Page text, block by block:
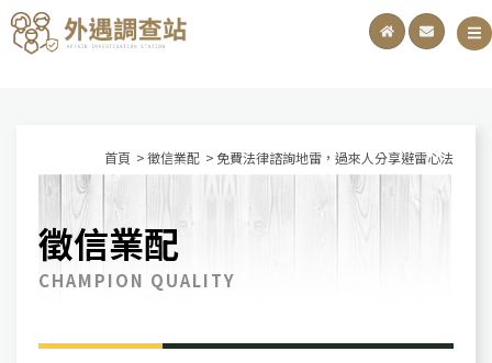
首頁 徵信業配 免費法律諮詢地雷，過來人分享避雷心法
徵信業配
CHAMPION QUALITY